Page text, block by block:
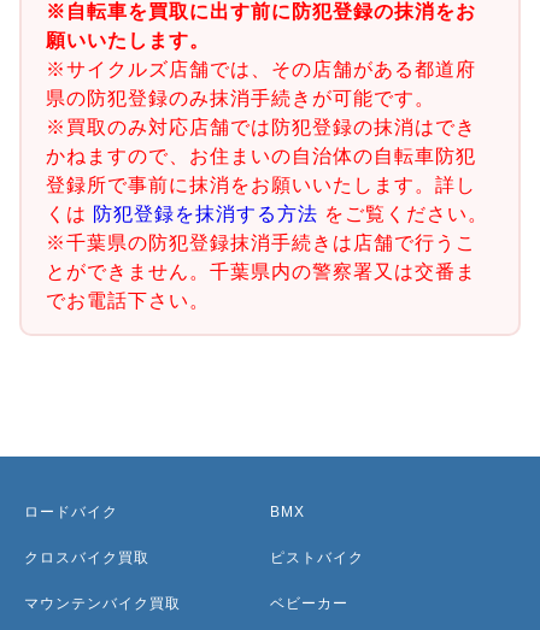
※自転車を買取に出す前に防犯登録の抹消をお
願いいたします。
※サイクルズ店舗では、その店舗がある都道府
県の防犯登録のみ抹消手続きが可能です。
※買取のみ対応店舗では防犯登録の抹消はでき
かねますので、お住まいの自治体の自転車防犯
登録所で事前に抹消をお願いいたします。詳し
くは 防犯登録を抹消する方法 をご覧ください。
※千葉県の防犯登録抹消手続きは店舗で行うこ
とができません。千葉県内の警察署又は交番ま
でお電話下さい。
ロードバイク
クロスバイク買取
マウンテンバイク買取
BMX
ピストバイク
ベビーカー